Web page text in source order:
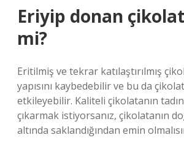
Eriyip donan
mi?
Eritilmiş ve tekrar katılaştırılmış
yapısını kaybedebilir ve bu da
etkileyebilir. Kaliteli çikolatanın
çıkarmak istiyorsanız, çikolatanın
altında saklandığından emin